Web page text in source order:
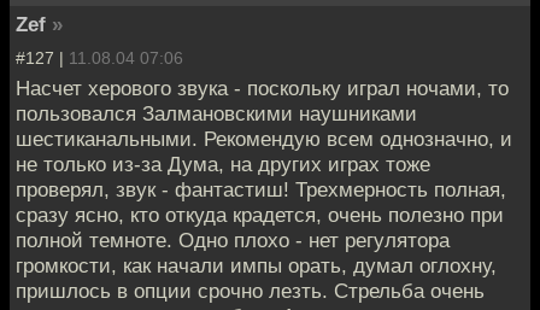
Zef »
#127 | 11.08.04 07:06
Насчет херового звука - поскольку играл ночами, то
пользовался Залмановскими наушниками
шестиканальными. Рекомендую всем однозначно, и
не только из-за Дума, на других играх тоже
проверял, звук - фантастиш! Трехмерность полная,
сразу ясно, кто откуда крадется, очень полезно при
полной темноте. Одно плохо - нет регулятора
громкости, как начали импы орать, думал оглохну,
пришлось в опции срочно лезть. Стрельба очень